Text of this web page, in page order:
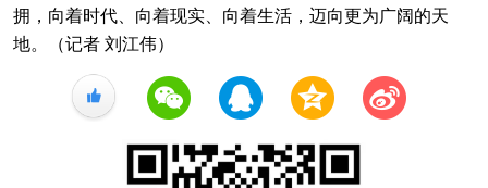
拥，向着时代、向着现实、向着生活，迈向更为广阔的天
地。（记者 刘江伟）
+1